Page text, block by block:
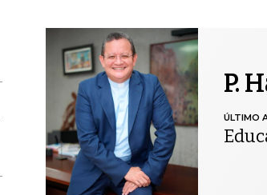
P.
ÚLTIMO